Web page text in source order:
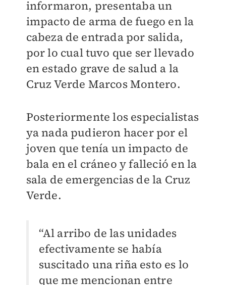
informaron, presentaba un
impacto de arma de fuego en la
cabeza de entrada por salida,
por lo cual tuvo que ser llevado
en estado grave de salud a la
Cruz Verde Marcos Montero.
Posteriormente los especialistas
ya nada pudieron hacer por el
joven que tenía un impacto de
bala en el cráneo y falleció en la
sala de emergencias de la Cruz
Verde.
“Al arribo de las unidades
efectivamente se había
suscitado una riña esto es lo
que me mencionan entre